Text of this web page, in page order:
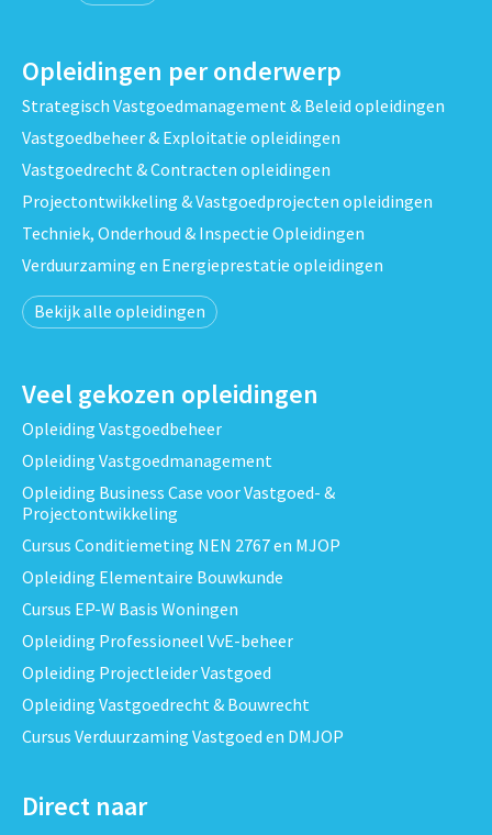
Opleidingen per onderwerp
Strategisch Vastgoedmanagement & Beleid opleidingen
Vastgoedbeheer & Exploitatie opleidingen
Vastgoedrecht & Contracten opleidingen
Projectontwikkeling & Vastgoedprojecten opleidingen
Techniek, Onderhoud & Inspectie Opleidingen
Verduurzaming en Energieprestatie opleidingen
Bekijk alle opleidingen
Veel gekozen opleidingen
Opleiding Vastgoedbeheer
Opleiding Vastgoedmanagement
Opleiding Business Case voor Vastgoed- &
Projectontwikkeling
Cursus Conditiemeting NEN 2767 en MJOP
Opleiding Elementaire Bouwkunde
Cursus EP-W Basis Woningen
Opleiding Professioneel VvE-beheer
Opleiding Projectleider Vastgoed
Opleiding Vastgoedrecht & Bouwrecht
Cursus Verduurzaming Vastgoed en DMJOP
Direct naar